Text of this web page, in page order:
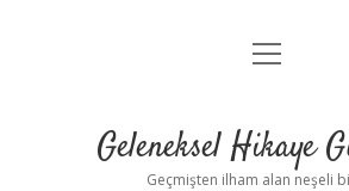
Anasayfa
Yasal Uyarı
menüyü
Geleneksel Hikaye
Geçmişten ilham alan neşeli